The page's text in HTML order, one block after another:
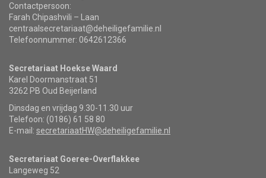
Contactpersoon:
Farah Chipashvili – Laan
centraalsecretariaat@deheiligefamilie.nl
Telefoonnummer: 0642612366
Secretariaat Hoekse Waard
Karel Doormanstraat 51
3262 PB Oud Beijerland
Dinsdag en vrijdag 9.30-11.30 uur
Telefoon: (0186) 61 58 80
E-mail: secretariaatHW@deheiligefamilie.nl
Secretariaat Goeree-Overflakkee
Langeweg 52